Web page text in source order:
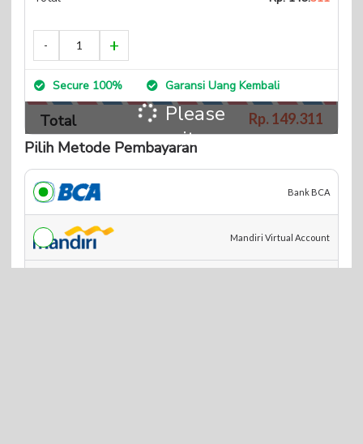
Total Rp. 149.311
Please
wait...
Pilih Metode Pembayaran
BNI Virtual Account